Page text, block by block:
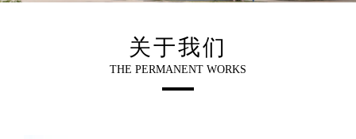
关于我们
THE PERMANENT WORKS